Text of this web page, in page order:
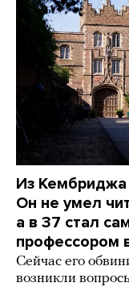
Из
Он не умел
а в 37 стал
профессором
Сейчас его
возникли